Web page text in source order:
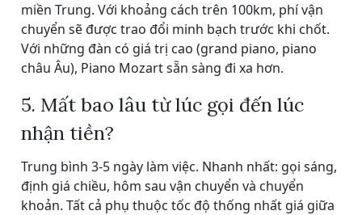
miền Trung. Với khoảng cách trên 100km, phí vận
chuyển sẽ được trao đổi minh bạch trước khi chốt.
Với những đàn có giá trị cao (grand piano, piano
châu Âu), Piano Mozart sẵn sàng đi xa hơn.
5. Mất bao lâu từ lúc gọi đến lúc
nhận tiền?
Trung bình 3-5 ngày làm việc. Nhanh nhất: gọi sáng,
định giá chiều, hôm sau vận chuyển và chuyển
khoản. Tất cả phụ thuộc tốc độ thống nhất giá giữa